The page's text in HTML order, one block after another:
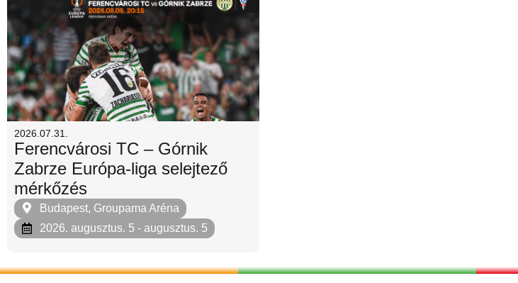
2026.07.31.
Ferencvárosi TC – Górnik
Zabrze Európa-liga selejtező
mérkőzés
Budapest, Groupama Aréna
2026. augusztus. 5 - augusztus. 5